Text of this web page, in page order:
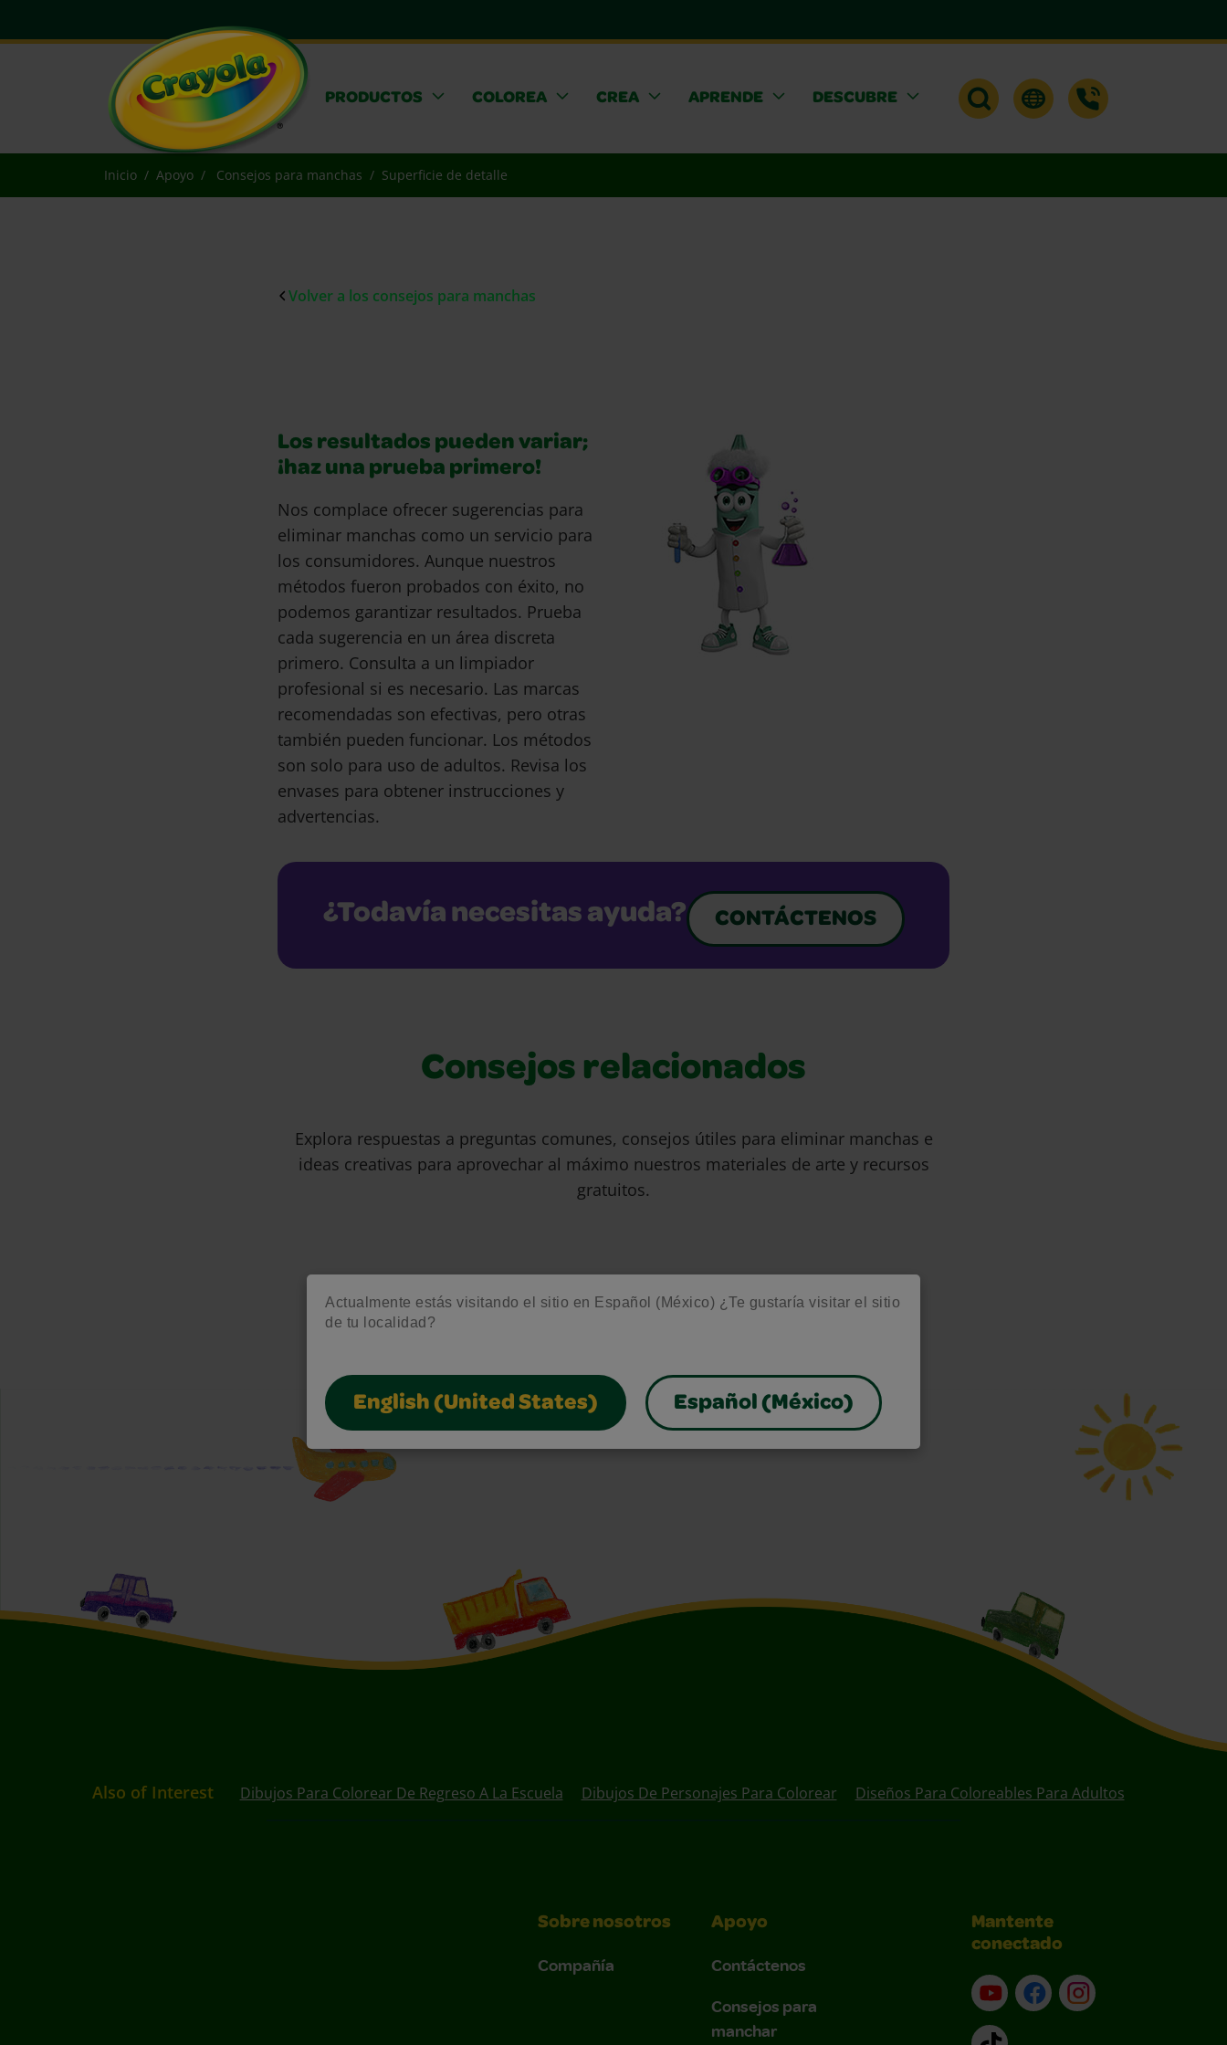
Actualmente estás visitando el sitio en Español (México) ¿Te gustaría visitar el sitio
de tu localidad?
English (United States) Español (México)
PRODUCTOS COLOREA CREA APRENDE DESCUBRE
Inicio Apoyo Consejos para manchas Superficie de detalle
Volver a los consejos para manchas
Los resultados pueden variar;
¡haz una prueba primero!
Nos complace ofrecer sugerencias para
eliminar manchas como un servicio para
los consumidores. Aunque nuestros
métodos fueron probados con éxito, no
podemos garantizar resultados. Prueba
cada sugerencia en un área discreta
primero. Consulta a un limpiador
profesional si es necesario. Las marcas
recomendadas son efectivas, pero otras
también pueden funcionar. Los métodos
son solo para uso de adultos. Revisa los
envases para obtener instrucciones y
advertencias.
¿Todavía necesitas ayuda? CONTÁCTENOS
Consejos relacionados
Explora respuestas a preguntas comunes, consejos útiles para eliminar manchas e
ideas creativas para aprovechar al máximo nuestros materiales de arte y recursos
gratuitos.
Also of Interest Dibujos Para Colorear De Regreso A La Escuela Dibujos De Personajes Para Colorear Diseños Para Coloreables Para Adultos
Sobre nosotros
Compañía
Apoyo
Contáctenos
Consejos para
manchar
Mantente
conectado
YouTube (en inglés)
Facebook (en inglés)
Instagram (en
TikTok